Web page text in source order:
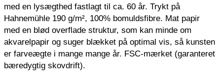
med en lysægthed fastlagt til ca. 60 år. Trykt på
Hahnemühle 190 g/m², 100% bomuldsfibre. Mat papir
med en blød overflade struktur, som kan minde om
akvarelpapir og suger blækket på optimal vis, så kunsten
er farveægte i mange mange år. FSC-mærket (garanteret
bæredygtig skovdrift).